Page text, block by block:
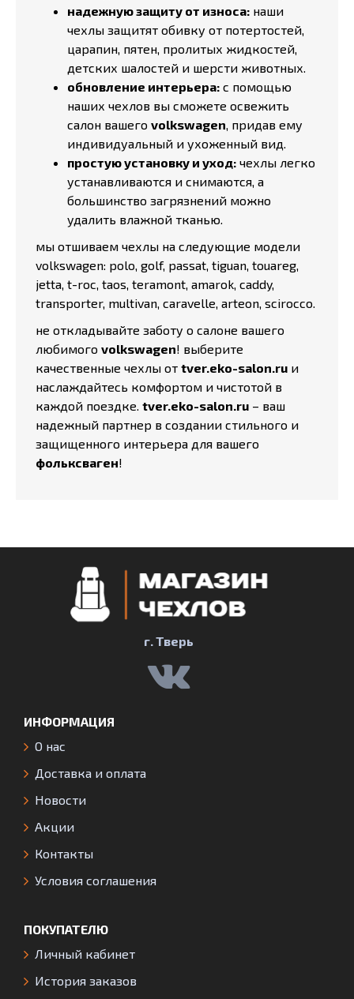
надежную защиту от износа: наши
чехлы защитят обивку от потертостей,
царапин, пятен, пролитых жидкостей,
детских шалостей и шерсти животных.
обновление интерьера: с помощью
наших чехлов вы сможете освежить
салон вашего volkswagen, придав ему
индивидуальный и ухоженный вид.
простую установку и уход: чехлы легко
устанавливаются и снимаются, а
большинство загрязнений можно
удалить влажной тканью.
мы отшиваем чехлы на следующие модели
volkswagen: polo, golf, passat, tiguan, touareg,
jetta, t-roc, taos, teramont, amarok, caddy,
transporter, multivan, caravelle, arteon, scirocco.
не откладывайте заботу о салоне вашего
любимого volkswagen! выберите
качественные чехлы от tver.eko-salon.ru и
наслаждайтесь комфортом и чистотой в
каждой поездке. tver.eko-salon.ru – ваш
надежный партнер в создании стильного и
защищенного интерьера для вашего
фольксваген!
г. Тверь
ИНФОРМАЦИЯ
О нас
Доставка и оплата
Новости
Акции
Контакты
Условия соглашения
ПОКУПАТЕЛЮ
Личный кабинет
История заказов